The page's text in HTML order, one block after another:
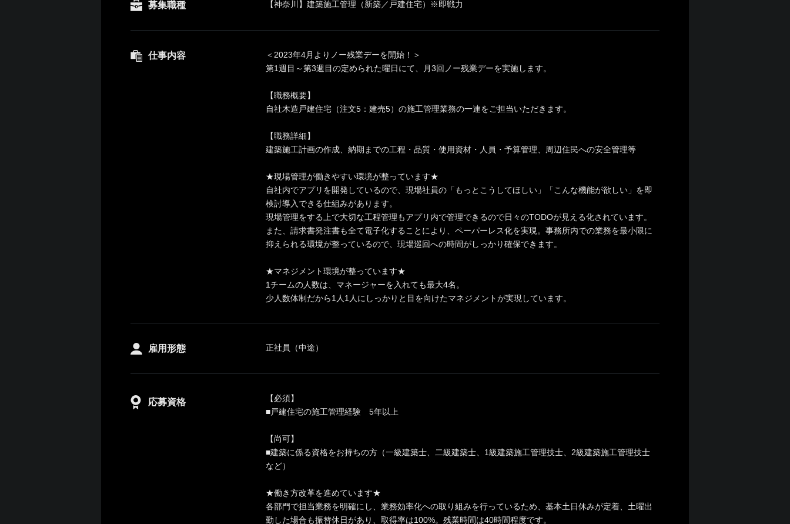
募集職種 【神奈川】建築施工管理（新築／戸建住宅）※即戦力
仕事内容
＜2023年4月よりノー残業デーを開始！＞
第1週目～第3週目の定められた曜日にて、月3回ノー残業デーを実施します。
【職務概要】
自社木造戸建住宅（注文5：建売5）の施工管理業務の一連をご担当いただきます。
【職務詳細】
建築施工計画の作成、納期までの工程・品質・使用資材・人員・予算管理、周辺住民への安全管理等
★現場管理が働きやすい環境が整っています★
自社内でアプリを開発しているので、現場社員の「もっとこうしてほしい」「こんな機能が欲しい」を即
検討導入できる仕組みがあります。
現場管理をする上で大切な工程管理もアプリ内で管理できるので日々のTODOが見える化されています。
また、請求書発注書も全て電子化することにより、ペーパーレス化を実現。事務所内での業務を最小限に
抑えられる環境が整っているので、現場巡回への時間がしっかり確保できます。
★マネジメント環境が整っています★
1チームの人数は、マネージャーを入れても最大4名。
少人数体制だから1人1人にしっかりと目を向けたマネジメントが実現しています。
雇用形態 正社員（中途）
応募資格
【必須】
■戸建住宅の施工管理経験 5年以上
【尚可】
■建築に係る資格をお持ちの方（一級建築士、二級建築士、1級建築施工管理技士、2級建築施工管理技士
など）
★働き方改革を進めています★
各部門で担当業務を明確にし、業務効率化への取り組みを行っているため、基本土日休みが定着、土曜出
勤した場合も振替休日があり、取得率は100%。残業時間は40時間程度です。